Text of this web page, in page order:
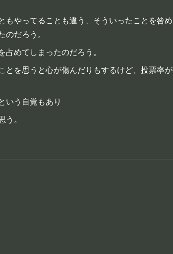
やってることも違う、そういったことを咎め
だろう。
めてしまったのだろう。
とを思うと心が傷んだりもするけど、投票率が
いう自覚もあり
。